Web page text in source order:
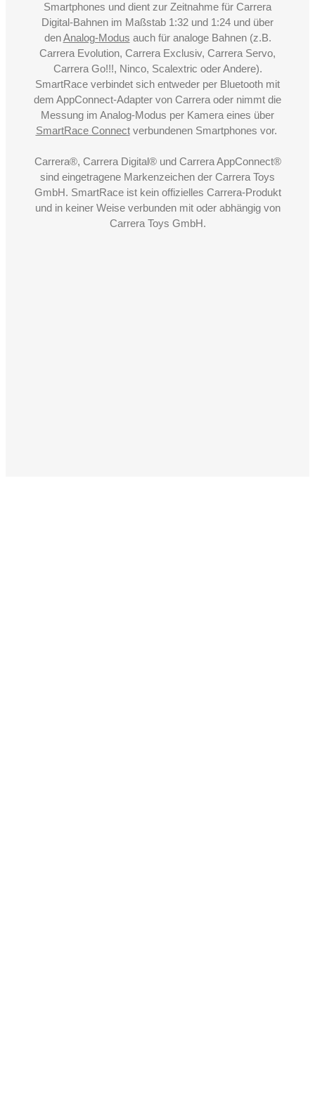
Smartphones und dient zur Zeitnahme für Carrera
Digital-Bahnen im Maßstab 1:32 und 1:24 und über
denAnalog-Modus auch für analoge Bahnen (z.B.
Carrera Evolution, Carrera Exclusiv, Carrera Servo,
Carrera Go!!!, Ninco, Scalextric oder Andere).
SmartRace verbindet sich entweder per Bluetooth mit
dem AppConnect-Adapter von Carrera oder nimmt die
Messung im Analog-Modus per Kamera eines über
SmartRace Connectverbundenen Smartphones vor.
Carrera®, Carrera Digital® und Carrera AppConnect®
sind eingetragene Markenzeichen der Carrera Toys
GmbH. SmartRace ist kein offizielles Carrera-Produkt
und in keiner Weise verbunden mit oder abhängig von
Carrera Toys GmbH.